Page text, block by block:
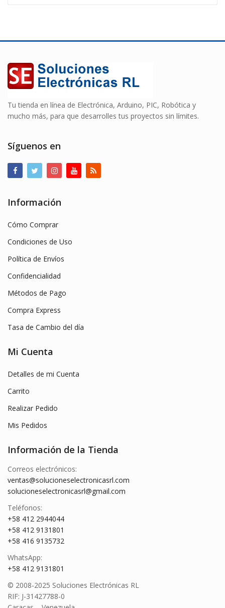
Tu tienda en línea de Electrónica, Arduino, PIC, Robótica y
mucho más, para que desarrolles tus proyectos sin límites.
Síguenos en
Información
Cómo Comprar
Condiciones de Uso
Política de Envíos
Confidencialidad
Métodos de Pago
Compra Express
Tasa de Cambio del día
Mi Cuenta
Detalles de mi Cuenta
Carrito
Realizar Pedido
Mis Pedidos
Información de la Tienda
Correos electrónicos:
ventas@solucioneselectronicasrl.com
solucioneselectronicasrl@gmail.com
Teléfonos:
+58 412 2944044
+58 412 9131801
+58 416 9135732
WhatsApp:
+58 412 9131801
© 2008-2025 Soluciones Electrónicas RL
RIF: J-31427788-0